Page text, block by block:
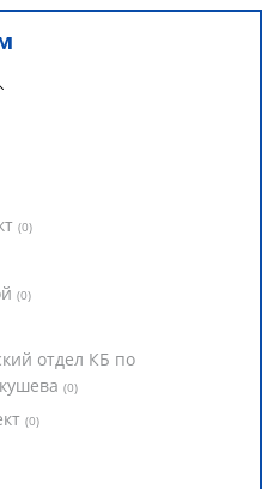
(0)
(0)
отдел КБ по
(0)
(0)